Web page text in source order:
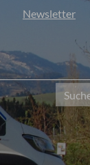
Newsletter